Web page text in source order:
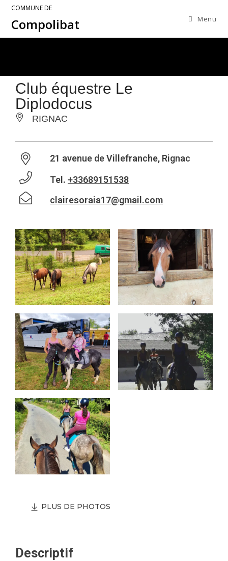
COMMUNE DE
Compolibat Menu
Club équestre Le
Diplodocus
RIGNAC
21 avenue de Villefranche, Rignac
Tel. +33689151538
clairesoraia17@gmail.com
PLUS DE PHOTOS
Descriptif